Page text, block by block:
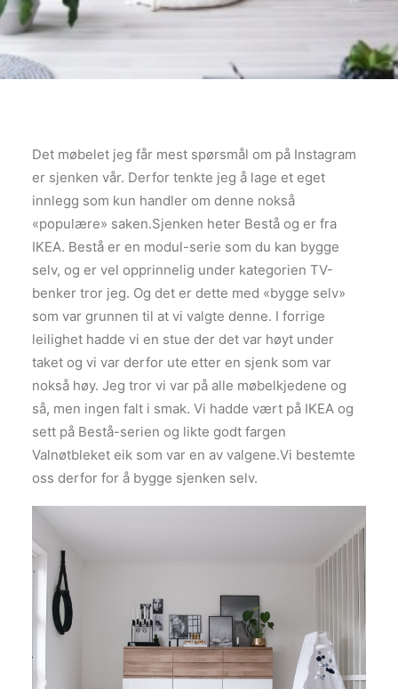
Det møbelet jeg får mest spørsmål om på Instagram
er sjenken vår. Derfor tenkte jeg å lage et eget
innlegg som kun handler om denne nokså
«populære» saken.Sjenken heter Bestå og er fra
IKEA. Bestå er en modul-serie som du kan bygge
selv, og er vel opprinnelig under kategorien TV-
benker tror jeg. Og det er dette med «bygge selv»
som var grunnen til at vi valgte denne. I forrige
leilighet hadde vi en stue der det var høyt under
taket og vi var derfor ute etter en sjenk som var
nokså høy. Jeg tror vi var på alle møbelkjedene og
så, men ingen falt i smak. Vi hadde vært på IKEA og
sett på Bestå-serien og likte godt fargen
Valnøtbleket eik som var en av valgene.Vi bestemte
oss derfor for å bygge sjenken selv.